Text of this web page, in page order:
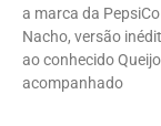
a marca da
Nacho, versão
ao conhecido
acompanhado